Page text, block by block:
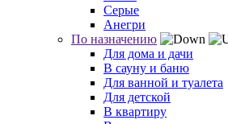
Серые
Анегри
По назначению
Для дома и дачи
В сауну и баню
Для ванной и туалета
Для детской
В квартиру